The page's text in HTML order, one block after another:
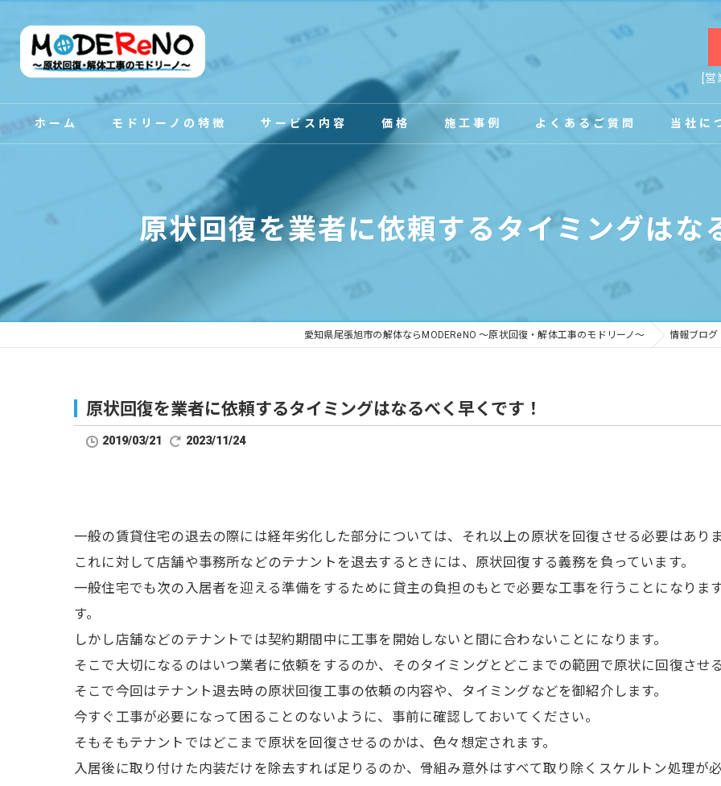
[
ホーム モドリーノの特徴 サービス内容 価格 施工事例 よくあるご質問 当社に
事務所
工場
原状回復を業者に依頼するタイミングはな
愛知県尾張旭市の解体ならMODEReNO ～原状回復・解体工事のモドリーノ～ 情報ブログ
原状回復を業者に依頼するタイミングはなるべく早くです！
2019/03/21 2023/11/24
一般の賃貸住宅の退去の際には経年劣化した部分については、それ以上の原状を回復させる必要はありま
これに対して店舗や事務所などのテナントを退去するときには、原状回復する義務を負っています。
一般住宅でも次の入居者を迎える準備をするために貸主の負担のもとで必要な工事を行うことになりま
す。
しかし店舗などのテナントでは契約期間中に工事を開始しないと間に合わないことになります。
そこで大切になるのはいつ業者に依頼をするのか、そのタイミングとどこまでの範囲で原状に回復させ
そこで今回はテナント退去時の原状回復工事の依頼の内容や、タイミングなどを御紹介します。
今すぐ工事が必要になって困ることのないように、事前に確認しておいてください。
そもそもテナントではどこまで原状を回復させるのかは、色々想定されます。
入居後に取り付けた内装だけを除去すれば足りるのか、骨組み意外はすべて取り除くスケルトン処理が